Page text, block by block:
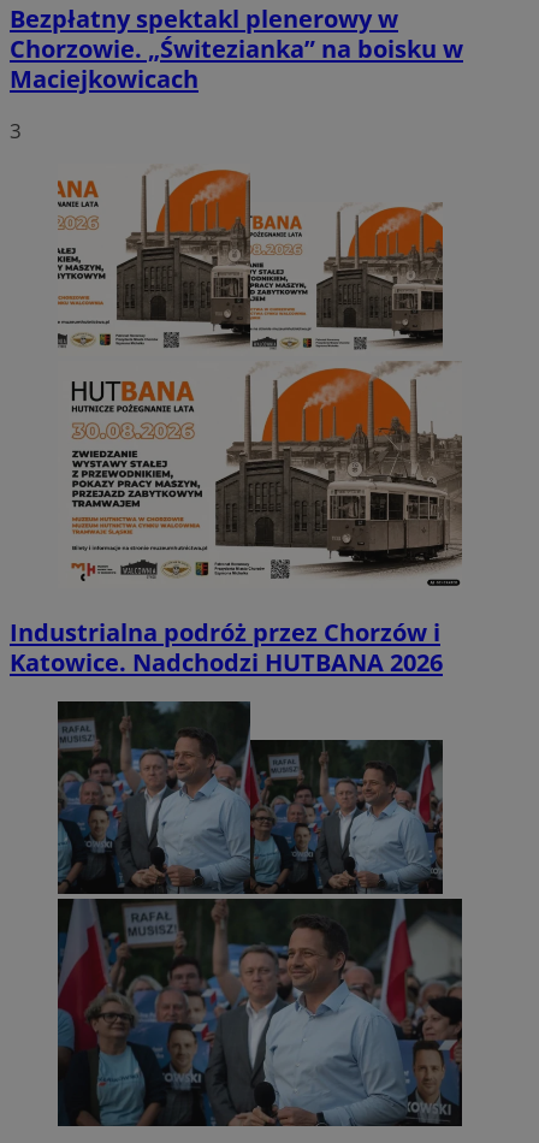
Bezpłatny spektakl plenerowy w
Chorzowie. „Świtezianka” na boisku w
Maciejkowicach
3
Industrialna podróż przez Chorzów i
Katowice. Nadchodzi HUTBANA 2026